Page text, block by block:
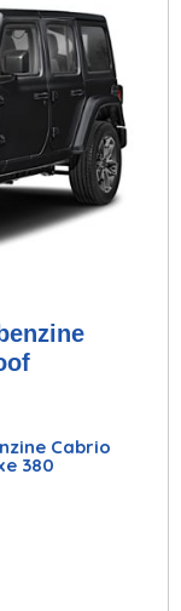
Cabrio
380